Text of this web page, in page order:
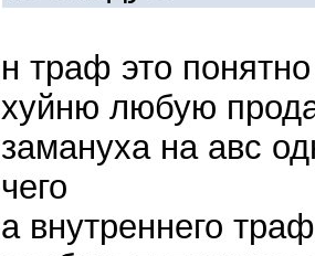
н траф это
хуйню любую
замануха на авс
чего
а внутреннего